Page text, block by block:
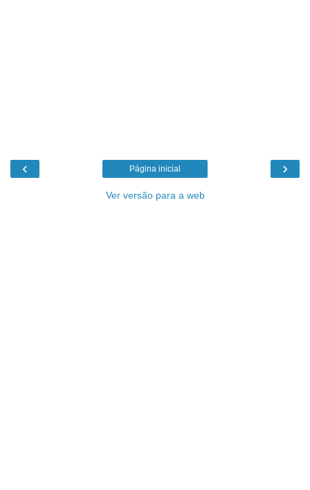
‹ ›
Página inicial
Ver versão para a web